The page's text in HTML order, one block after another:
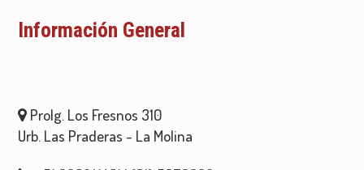
Información General
Prolg. Los Fresnos 310
Urb. Las Praderas - La Molina